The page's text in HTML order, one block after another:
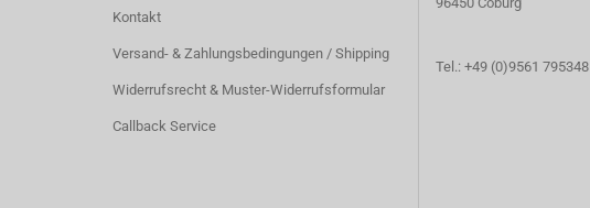
Kontakt
Versand- & Zahlungsbedingungen / Shipping
Widerrufsrecht & Muster-Widerrufsformular
Callback Service
Tel.: +49 (0)9561 795348